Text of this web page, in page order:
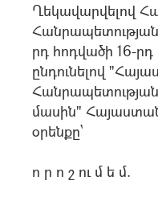
Ղեկավարվելով
րդ հոդվածի 16-րդ
ընդունելով
մասին"
օրենքը`
ո ր ո շ ու մ ե մ.